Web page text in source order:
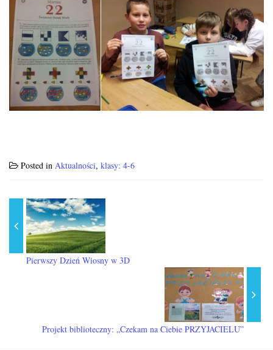
Posted in Aktualności, klasy: 4-6
Pierwszy Dzień Wiosny w 3D
Projekt biblioteczny: „Czekam na Ciebie PRZYJACIELU”